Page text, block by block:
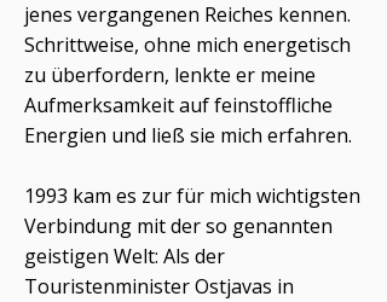
jenes vergangenen Reiches kennen.
Schrittweise, ohne mich energetisch
zu überfordern, lenkte er meine
Aufmerksamkeit auf feinstoffliche
Energien und ließ sie mich erfahren.
1993 kam es zur für mich wichtigsten
Verbindung mit der so genannten
geistigen Welt: Als der
Touristenminister Ostjavas in